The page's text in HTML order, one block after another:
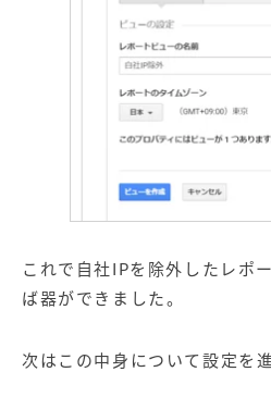
これで自社IPを除外したレポ
ば器ができました。
次はこの中身について設定を